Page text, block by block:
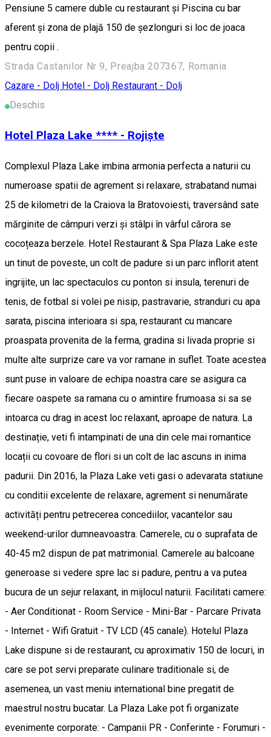
Pensiune 5 camere duble cu restaurant și Piscina cu bar
aferent și zona de plajă 150 de șezlonguri si loc de joaca
pentru copii .
Strada Castanilor Nr 9, Preajba 207367, Romania
Cazare - Dolj Hotel - Dolj Restaurant - Dolj
Deschis
Hotel Plaza Lake **** - Rojiște
Complexul Plaza Lake imbina armonia perfecta a naturii cu
numeroase spatii de agrement si relaxare, strabatand numai
25 de kilometri de la Craiova la Bratovoiesti, traversând sate
mărginite de câmpuri verzi și stâlpi în vârful cărora se
cocoțeaza berzele. Hotel Restaurant & Spa Plaza Lake este
un tinut de poveste, un colt de padure si un parc inflorit atent
ingrijite, un lac spectaculos cu ponton si insula, terenuri de
tenis, de fotbal si volei pe nisip, pastravarie, stranduri cu apa
sarata, piscina interioara si spa, restaurant cu mancare
proaspata provenita de la ferma, gradina si livada proprie si
multe alte surprize care va vor ramane in suflet. Toate acestea
sunt puse in valoare de echipa noastra care se asigura ca
fiecare oaspete sa ramana cu o amintire frumoasa si sa se
intoarca cu drag in acest loc relaxant, aproape de natura. La
destinație, veti fi intampinati de una din cele mai romantice
locații cu covoare de flori si un colt de lac ascuns in inima
padurii. Din 2016, la Plaza Lake veti gasi o adevarata statiune
cu conditii excelente de relaxare, agrement si nenumărate
activități pentru petrecerea concediilor, vacantelor sau
weekend-urilor dumneavoastra. Camerele, cu o suprafata de
40-45 m2 dispun de pat matrimonial. Camerele au balcoane
generoase si vedere spre lac si padure, pentru a va putea
bucura de un sejur relaxant, in mijlocul naturii. Facilitati camere:
- Aer Conditionat - Room Service - Mini-Bar - Parcare Privata
- Internet - Wifi Gratuit - TV LCD (45 canale). Hotelul Plaza
Lake dispune si de restaurant, cu aproximativ 150 de locuri, in
care se pot servi preparate culinare traditionale si, de
asemenea, un vast meniu international bine pregatit de
maestrul nostru bucatar. La Plaza Lake pot fi organizate
evenimente corporate: - Campanii PR - Conferinte - Forumuri -